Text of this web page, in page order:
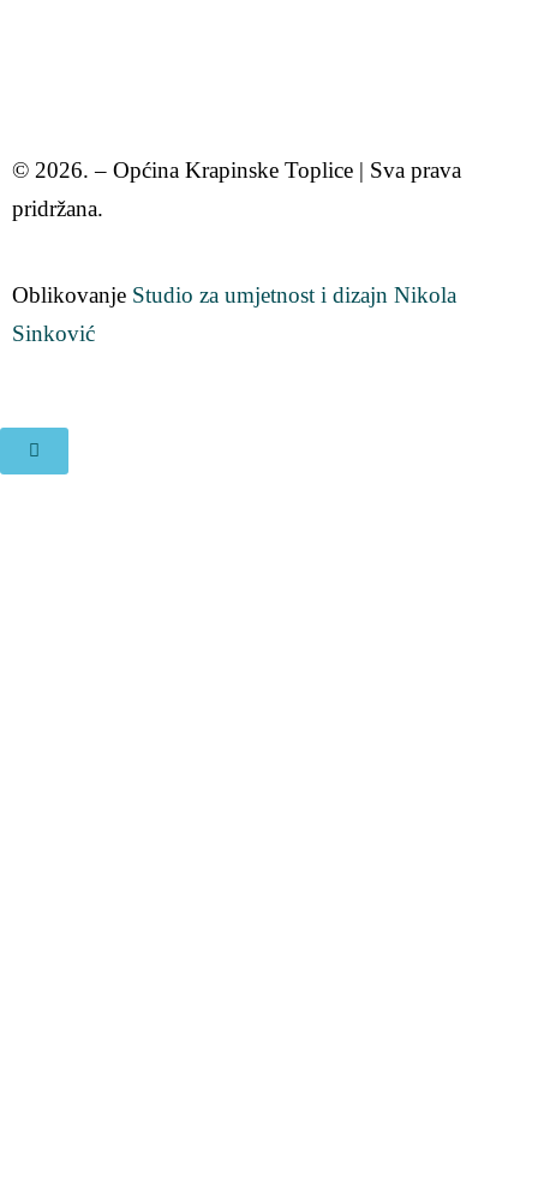
© 2026. – Općina Krapinske Toplice | Sva prava
pridržana.
Oblikovanje Studio za umjetnost i dizajn Nikola
Sinković